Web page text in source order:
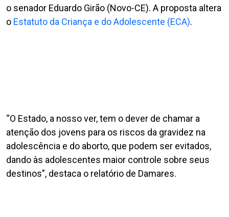
o senador Eduardo Girão (Novo-CE). A proposta altera
o Estatuto da Criança e do Adolescente (ECA).
“O Estado, a nosso ver, tem o dever de chamar a
atenção dos jovens para os riscos da gravidez na
adolescência e do aborto, que podem ser evitados,
dando às adolescentes maior controle sobre seus
destinos”, destaca o relatório de Damares.